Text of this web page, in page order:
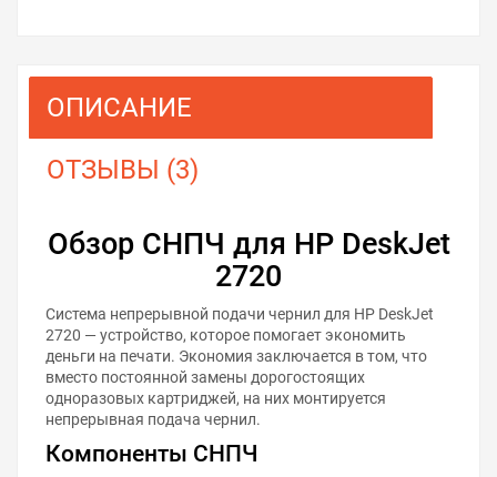
ОПИСАНИЕ
ОТЗЫВЫ (3)
Обзор СНПЧ для HP DeskJet
2720
Система непрерывной подачи чернил для HP DeskJet
2720 — устройство, которое помогает экономить
деньги на печати. Экономия заключается в том, что
вместо постоянной замены дорогостоящих
одноразовых картриджей, на них монтируется
непрерывная подача чернил.
Компоненты СНПЧ